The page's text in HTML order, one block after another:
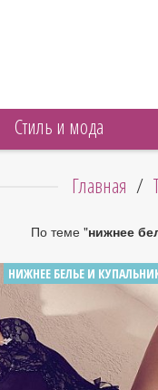
Cтиль и мода
Главная /
По теме "нижнее
НИЖНЕЕ БЕЛЬЕ И